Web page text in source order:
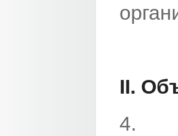
II.
4.